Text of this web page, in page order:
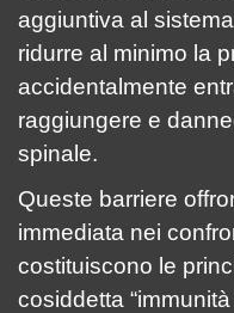
aggiuntiva al
ridurre al minimo la
accidentalmente
raggiungere e
spinale.
Queste barriere
immediata nei
costituiscono le
cosiddetta